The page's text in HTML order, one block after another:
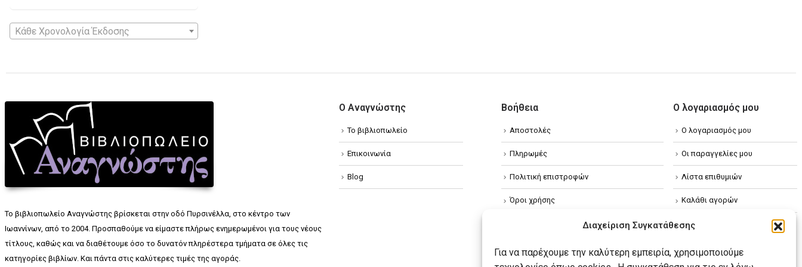
Διαχείριση Συγκατάθεσης
Για να παρέχουμε την καλύτερη εμπειρία, χρησιμοποιούμε
Κάθε Χρονολογία Έκδοσης
Το βιβλιοπωλείο Αναγνώστης βρίσκεται στην οδό Πυρσινέλλα, στο κέντρο των
Ιωαννίνων, από το 2004. Προσπαθούμε να είμαστε πλήρως ενημερωμένοι για τους νέους
τίτλους, καθώς και να διαθέτουμε όσο το δυνατόν πληρέστερα τμήματα σε όλες τις
κατηγορίες βιβλίων. Και πάντα στις καλύτερες τιμές της αγοράς.
Ο Αναγνώστης
Το βιβλιοπωλείο
Επικοινωνία
Blog
Βοήθεια
Αποστολές
Πληρωμές
Πολιτική επιστροφών
Όροι χρήσης
Πολιτική απορρήτου
Πολιτική Cookies
Ο λογαριασμός μου
Ο λογαριασμός μου
Οι παραγγελίες μου
Λίστα επιθυμιών
Καλάθι αγορών